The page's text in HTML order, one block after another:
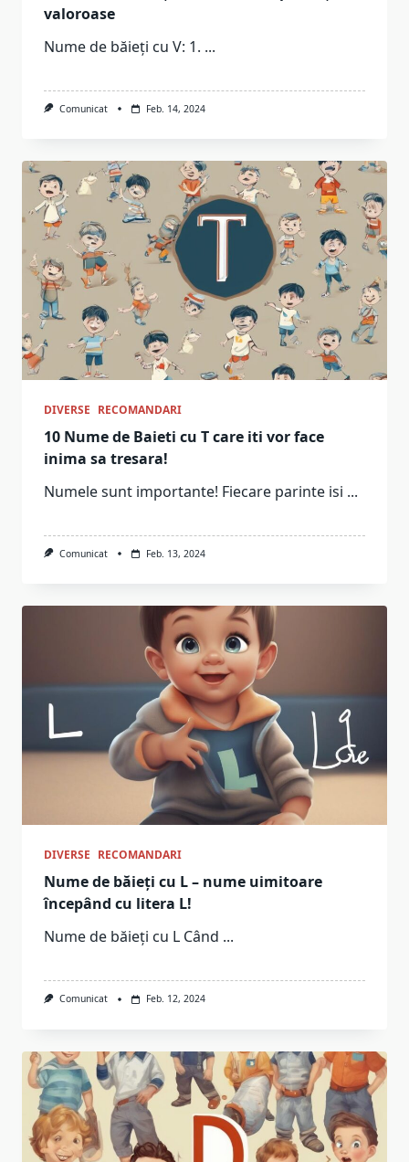
valoroase
Nume de băieți cu V: 1. ...
Comunicat Feb. 14, 2024
DIVERSE RECOMANDARI
10 Nume de Baieti cu T care iti vor face
inima sa tresara!
Numele sunt importante! Fiecare parinte isi ...
Comunicat Feb. 13, 2024
DIVERSE RECOMANDARI
Nume de băieți cu L – nume uimitoare
începând cu litera L!
Nume de băieți cu L Când ...
Comunicat Feb. 12, 2024